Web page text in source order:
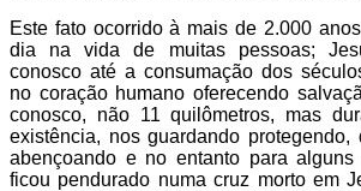
Este fato ocorrido à mais de 2.000
dia na vida de muitas pessoas;
conosco até a consumação dos
no coração humano oferecendo
conosco, não 11 quilômetros, mas
existência, nos guardando protegendo,
abençoando e no entanto para
ficou pendurado numa cruz morto em